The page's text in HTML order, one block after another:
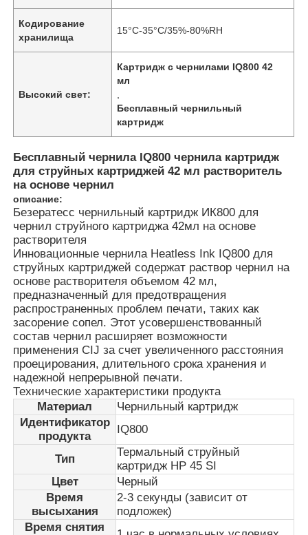
Главная страница
Продукция
О Компании
Кодирование
хранилища
15°C-35°C/35%-80%RH
Высокий свет:
Картридж с чернилами IQ800 42
мл
Бесплавный чернильный
картридж
Бесплавный чернила IQ800 чернила картридж
для струйных картриджей 42 мл растворитель
на основе чернил
описание:
Безератесс чернильный картридж ИК800 для
чернил струйного картриджа 42мл на основе
растворителя
Инновационные чернила Heatless Ink IQ800 для
струйных картриджей содержат раствор чернил на
основе растворителя объемом 42 мл,
предназначенный для предотвращения
распространенных проблем печати, таких как
засорение сопел. Этот усовершенствованный
состав чернил расширяет возможности
применения CIJ за счет увеличенного расстояния
проецирования, длительного срока хранения и
надежной непрерывной печати.
Технические характеристики продукта
Материал
Чернильный картридж
Идентификатор
продукта
IQ800
Тип
Термальный струйный
картридж HP 45 SI
Цвет
Черный
Время
высыхания
2-3 секунды (зависит от
подложек)
Время снятия